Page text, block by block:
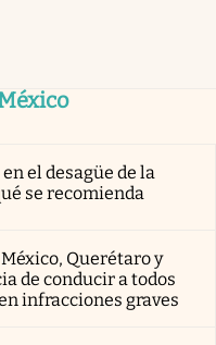
el desagüe de la
se recomienda
Querétaro y
de conducir a todos
infracciones graves